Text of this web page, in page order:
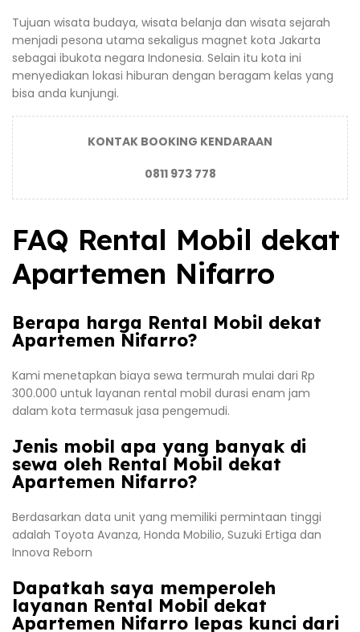
Tujuan wisata budaya, wisata belanja dan wisata sejarah
menjadi pesona utama sekaligus magnet kota Jakarta
sebagai ibukota negara Indonesia. Selain itu kota ini
menyediakan lokasi hiburan dengan beragam kelas yang
bisa anda kunjungi.
KONTAK BOOKING KENDARAAN
0811 973 778
FAQ Rental Mobil dekat
Apartemen Nifarro
Berapa harga Rental Mobil dekat
Apartemen Nifarro?
Kami menetapkan biaya sewa termurah mulai dari Rp
300.000 untuk layanan rental mobil durasi enam jam
dalam kota termasuk jasa pengemudi.
Jenis mobil apa yang banyak di
sewa oleh Rental Mobil dekat
Apartemen Nifarro?
Berdasarkan data unit yang memiliki permintaan tinggi
adalah Toyota Avanza, Honda Mobilio, Suzuki Ertiga dan
Innova Reborn
Dapatkah saya memperoleh
layanan Rental Mobil dekat
Apartemen Nifarro lepas kunci dari